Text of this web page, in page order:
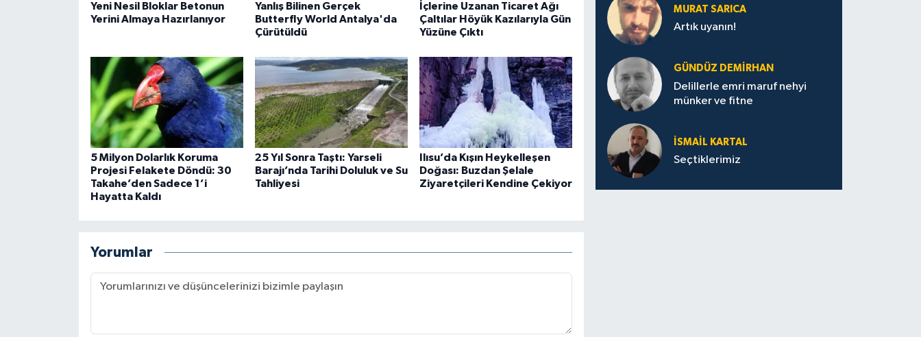
Yeni Nesil Bloklar Betonun
Yerini Almaya Hazırlanıyor
Yanlış Bilinen Gerçek
Butterfly World Antalya'da
Çürütüldü
İçlerine Uzanan Ticaret Ağı
Çaltılar Höyük Kazılarıyla Gün
Yüzüne Çıktı
5 Milyon Dolarlık Koruma
Projesi Felakete Döndü: 30
Takahe’den Sadece 1’i
Hayatta Kaldı
25 Yıl Sonra Taştı: Yarseli
Barajı’nda Tarihi Doluluk ve Su
Tahliyesi
Ilısu’da Kışın Heykelleşen
Doğası: Buzdan Şelale
Ziyaretçileri Kendine Çekiyor
Yorumlar
MURAT SARICA
Artık uyanın!
GÜNDÜZ DEMIRHAN
Delillerle emri maruf nehyi
münker ve fitne
İSMAIL KARTAL
Seçtiklerimiz